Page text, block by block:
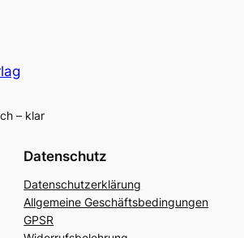
– klar
Datenschutz
Datenschutzerklärung
Allgemeine Geschäftsbedingungen
GPSR